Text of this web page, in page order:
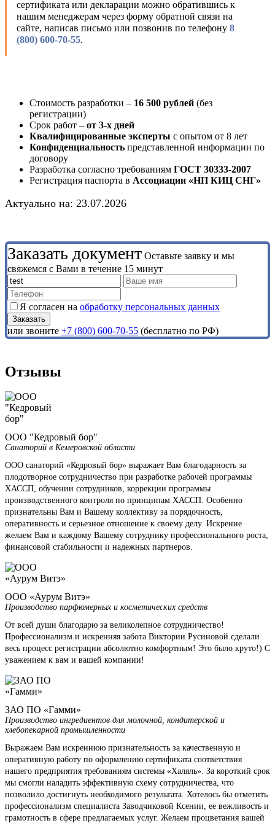
сертификата или декларации можно обратившись к
нашим менеджерам через форму обратной связи на
сайте, написав письмо или позвонив по телефону 8
(800) 600-70-55.
Стоимость разработки – 16 500 рублей (без
регистрации)
Срок работ – от 3-х дней
Квалифицированные эксперты с опытом от 8 лет
Конфиденциальность представленной информации по
договору
Разработка согласно требованиям ГОСТ 30333-2007
Регистрация паспорта в Ассоциации «НП КИЦ СНГ»
Актуально на: 23.07.2026
Заказать документ Оставьте заявку и мы
свяжемся с Вами в течение 15 минут
Я согласен на обработку персональных данных
или звоните +7 (800) 600-70-55 (бесплатно по РФ)
Отзывы
ООО "Кедровый бор"
Санаторий в Кемеровской области
ООО санаторий «Кедровый бор» выражает Вам благодарность за
плодотворное сотрудничество при разработке рабочей программы
ХАССП, обучении сотрудников, коррекции программы
производственного контроля по принципам ХАССП. Особенно
признательны Вам и Вашему коллективу за порядочность,
оперативность и серьезное отношение к своему делу. Искренне
желаем Вам и каждому Вашему сотруднику профессионального роста,
финансовой стабильности и надежных партнеров.
ООО «Аурум Витэ»
Производство парфюмерных и косметических средств
От всей души благодарю за великолепное сотрудничество!
Профессионализм и искренняя забота Виктории Русиновой сделали
весь процесс регистрации абсолютно комфортным! Это было круто!) С
уважением к вам и вашей компании!
ЗАО ПО «Гамми»
Производство ингредиентов для молочной, кондитерской и
хлебопекарной промышленности
Выражаем Вам искреннюю признательность за качественную и
оперативную работу по оформлению сертификата соответствия
нашего предприятия требованиям системы «Халяль». За короткий срок
мы смогли наладить эффективную схему сотрудничества, что
позволило достигнуть необходимого результата. Хотелось бы отметить
профессионализм специалиста Заводчиковой Ксении, ее вежливость и
грамотность в сфере предлагаемых услуг. Желаем процветания вашей